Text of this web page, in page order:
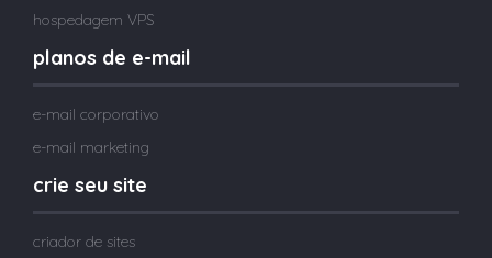
hospedagem VPS
planos de e-mail
e-mail corporativo
e-mail marketing
crie seu site
criador de sites